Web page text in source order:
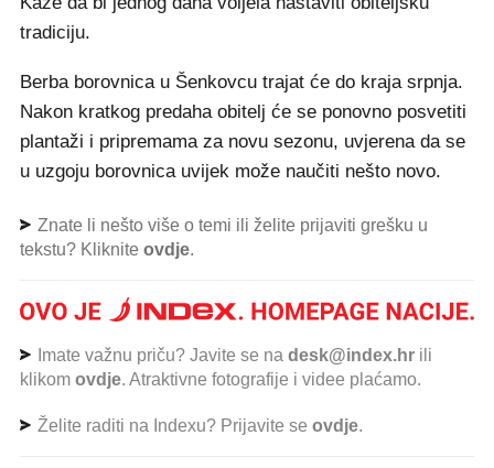
tradiciju.
Berba borovnica u Šenkovcu trajat će do kraja srpnja.
Nakon kratkog predaha obitelj će se ponovno posvetiti
plantaži i pripremama za novu sezonu, uvjerena da se
u uzgoju borovnica uvijek može naučiti nešto novo.
Znate li nešto više o temi ili želite prijaviti grešku u
tekstu? Kliknite ovdje.
Imate važnu priču? Javite se na desk@index.hr ili
klikom ovdje. Atraktivne fotografije i videe plaćamo.
Želite raditi na Indexu? Prijavite se ovdje.